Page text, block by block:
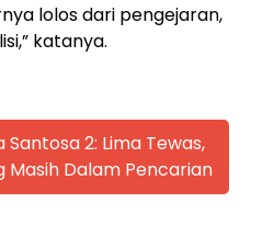
lolos dari pengejaran,
katanya.
2: Lima Tewas,
Masih Dalam Pencarian